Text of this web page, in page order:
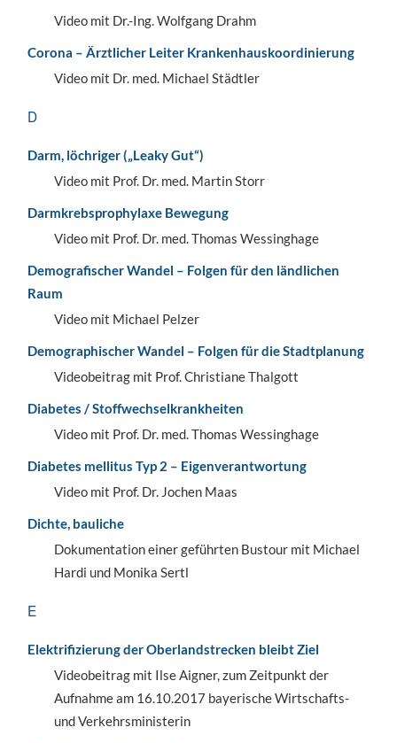
Video mit Dr.-Ing. Wolfgang Drahm
Corona – Ärztlicher Leiter Krankenhauskoordinierung
Video mit Dr. med. Michael Städtler
D
Darm, löchriger („Leaky Gut“)
Video mit Prof. Dr. med. Martin Storr
Darmkrebsprophylaxe Bewegung
Video mit Prof. Dr. med. Thomas Wessinghage
Demografischer Wandel – Folgen für den ländlichen
Raum
Video mit Michael Pelzer
Demographischer Wandel – Folgen für die Stadtplanung
Videobeitrag mit Prof. Christiane Thalgott
Diabetes / Stoffwechselkrankheiten
Video mit Prof. Dr. med. Thomas Wessinghage
Diabetes mellitus Typ 2 – Eigenverantwortung
Video mit Prof. Dr. Jochen Maas
Dichte, bauliche
Dokumentation einer geführten Bustour mit Michael
Hardi und Monika Sertl
E
Elektrifizierung der Oberlandstrecken bleibt Ziel
Videobeitrag mit Ilse Aigner, zum Zeitpunkt der
Aufnahme am 16.10.2017 bayerische Wirtschafts-
und Verkehrsministerin